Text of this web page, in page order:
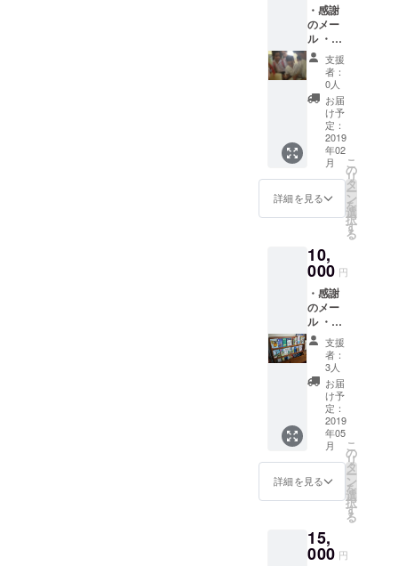
・感謝
のメー
ル ・活
動報告
メール
・ポス
トカー
ド ・オ
リジナ
ル記念
切手
支援
者：
0人
お届
け予
定：
2019
年02
月
詳細を見る
こ
の
リ
タ
ー
ン
を
選
択
す
る
10,
000 円
・感謝
のメー
ル ・活
動報告
メール
・子供
達から
の感謝
の手紙
・報告
冊子
支援
者：
3人
お届
け予
定：
2019
年05
月
詳細を見る
こ
の
リ
タ
ー
ン
を
選
択
す
る
15,
000 円